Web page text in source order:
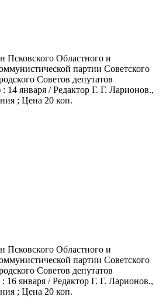
Псковского Областного и
партии Советского
Советов депутатов
14 января / Редактор Г. Г. Ларионов.,
; Цена 20 коп.
Псковского Областного и
партии Советского
Советов депутатов
16 января / Редактор Г. Г. Ларионов.,
; Цена 20 коп.